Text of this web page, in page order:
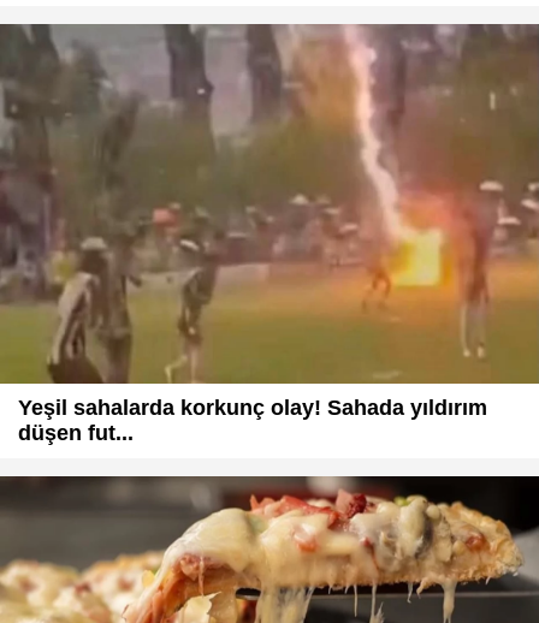
Yeşil sahalarda korkunç olay! Sahada yıldırım
düşen fut...